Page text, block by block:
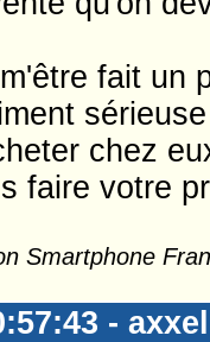
fait un
chez
faire votre
Smartphone
- axxel